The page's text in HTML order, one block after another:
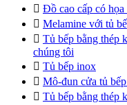
 Đồ cao cấp có họa
 Melamine với tủ
 Tủ bếp bằng thép
chúng tôi
 Tủ bếp inox
 Mô-đun cửa tủ
 Tủ bếp bằng thép